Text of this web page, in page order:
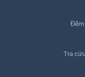
Đếm
Tra